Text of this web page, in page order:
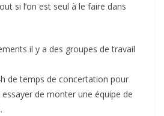
si l’on est seul à le faire dans
il y a des groupes de travail
de temps de concertation pour
de monter une équipe de